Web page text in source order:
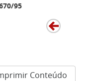
95
Conteúdo